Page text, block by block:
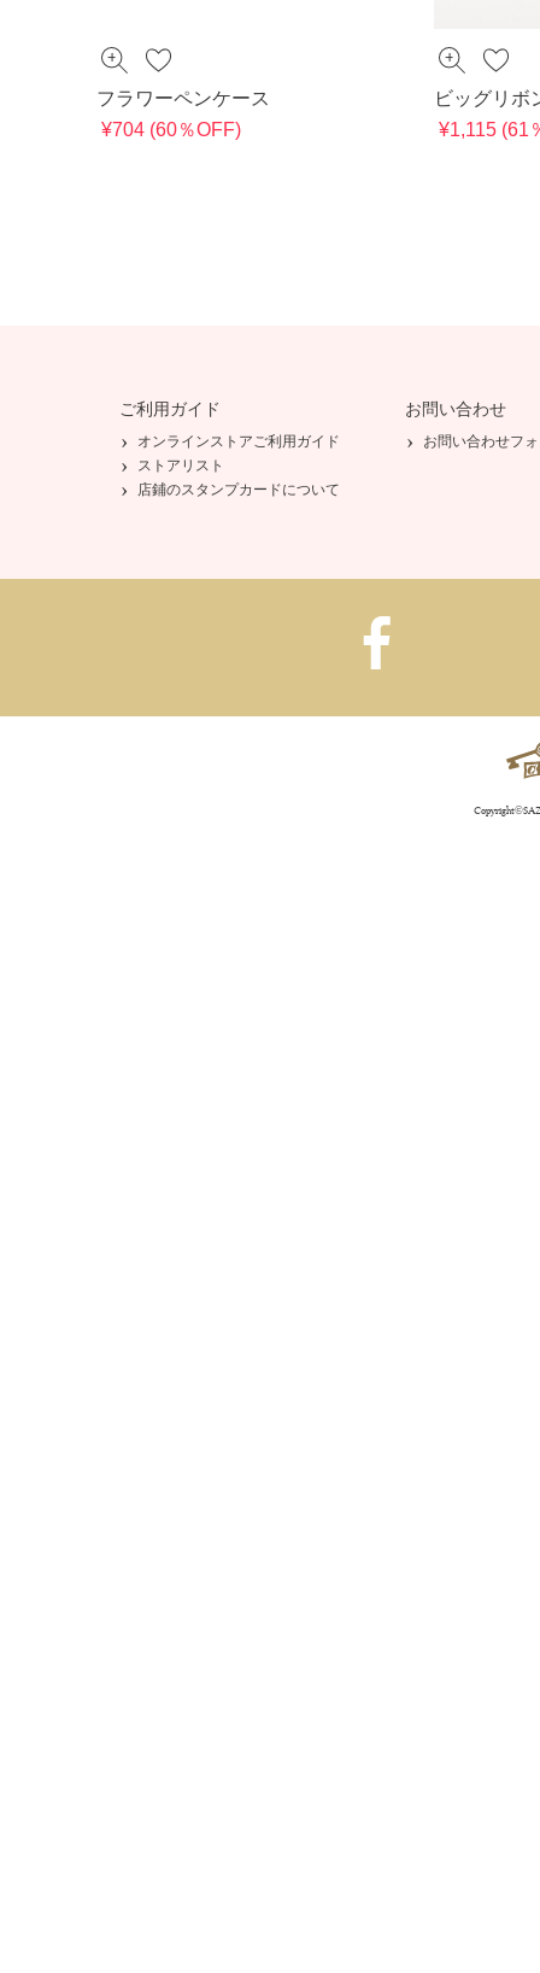
フラワーペンケース
¥704 (60％OFF)
ビッグリボ
¥1,115 (61
ご利用ガイド
オンラインストアご利用ガイド
ストアリスト
店鋪のスタンプカードについて
お問い合わせ
お問い合わせフ